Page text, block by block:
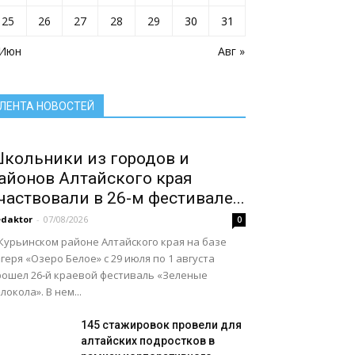
Авг »
25
26 27 28 29 30 31
ЛЕНТА НОВОСТЕЙ
Сельское хозяйство Алтайского края
Служу России
Смоленский район
Социальная сфера Алтайского края
из городов и
Алтайского края
в 26-м фестивале...
- 07/08/2026 0
районе Алтайского края на базе
«Озеро Белое» с 29 июля по 1 августа
26‑й краевой фестиваль «Зеленые
В нем...
145 стажировок провели для
алтайских подростков в